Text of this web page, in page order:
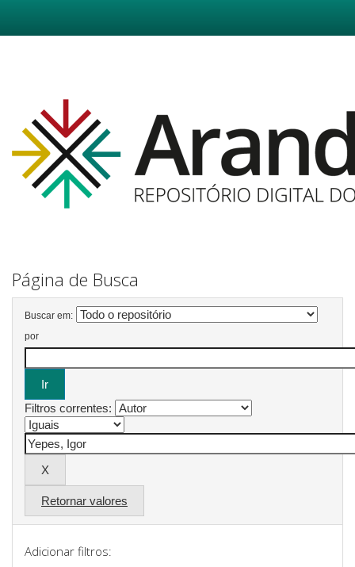
Página de Busca
Buscar em:
por
Filtros correntes:
Retornar valores
Adicionar filtros: